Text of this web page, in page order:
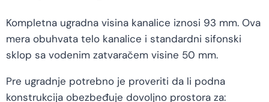
Kompletna ugradna visina kanalice iznosi 93 mm. Ova
mera obuhvata telo kanalice i standardni sifonski
sklop sa vodenim zatvaračem visine 50 mm.
Pre ugradnje potrebno je proveriti da li podna
konstrukcija obezbeđuje dovoljno prostora za: